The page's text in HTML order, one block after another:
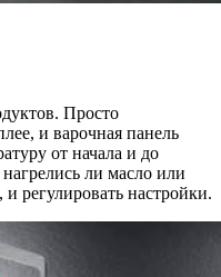
Просто
и варочная панель
от начала и до
ли масло или
регулировать настройки.